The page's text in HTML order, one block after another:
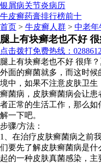
银屑病关节炎病历
牛皮癣药膏排行榜前十
首页 > 牛皮癣人群 > 中老年
腿上有块癣老也不好
点击拨打免费热线：
腿上有块癣老也不好 很痒
外面的癣菌就多，而这时
境中，如果不注意皮肤卫
癣菌病，皮肤癣菌病会让
者正常的生活工作，那么
解一下吧。
步骤/方法：
1、在治疗皮肤癣菌病之前
们要先了解皮肤癣菌病是什
起的一种皮肤真菌感染，